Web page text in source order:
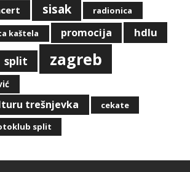
sisak radionica
kaštela promocija hdlu
split zagreb
trešnjevka cekate
split